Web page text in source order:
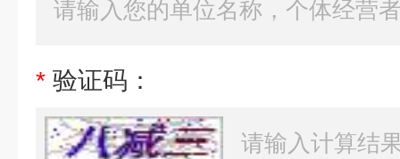
* 验证码：